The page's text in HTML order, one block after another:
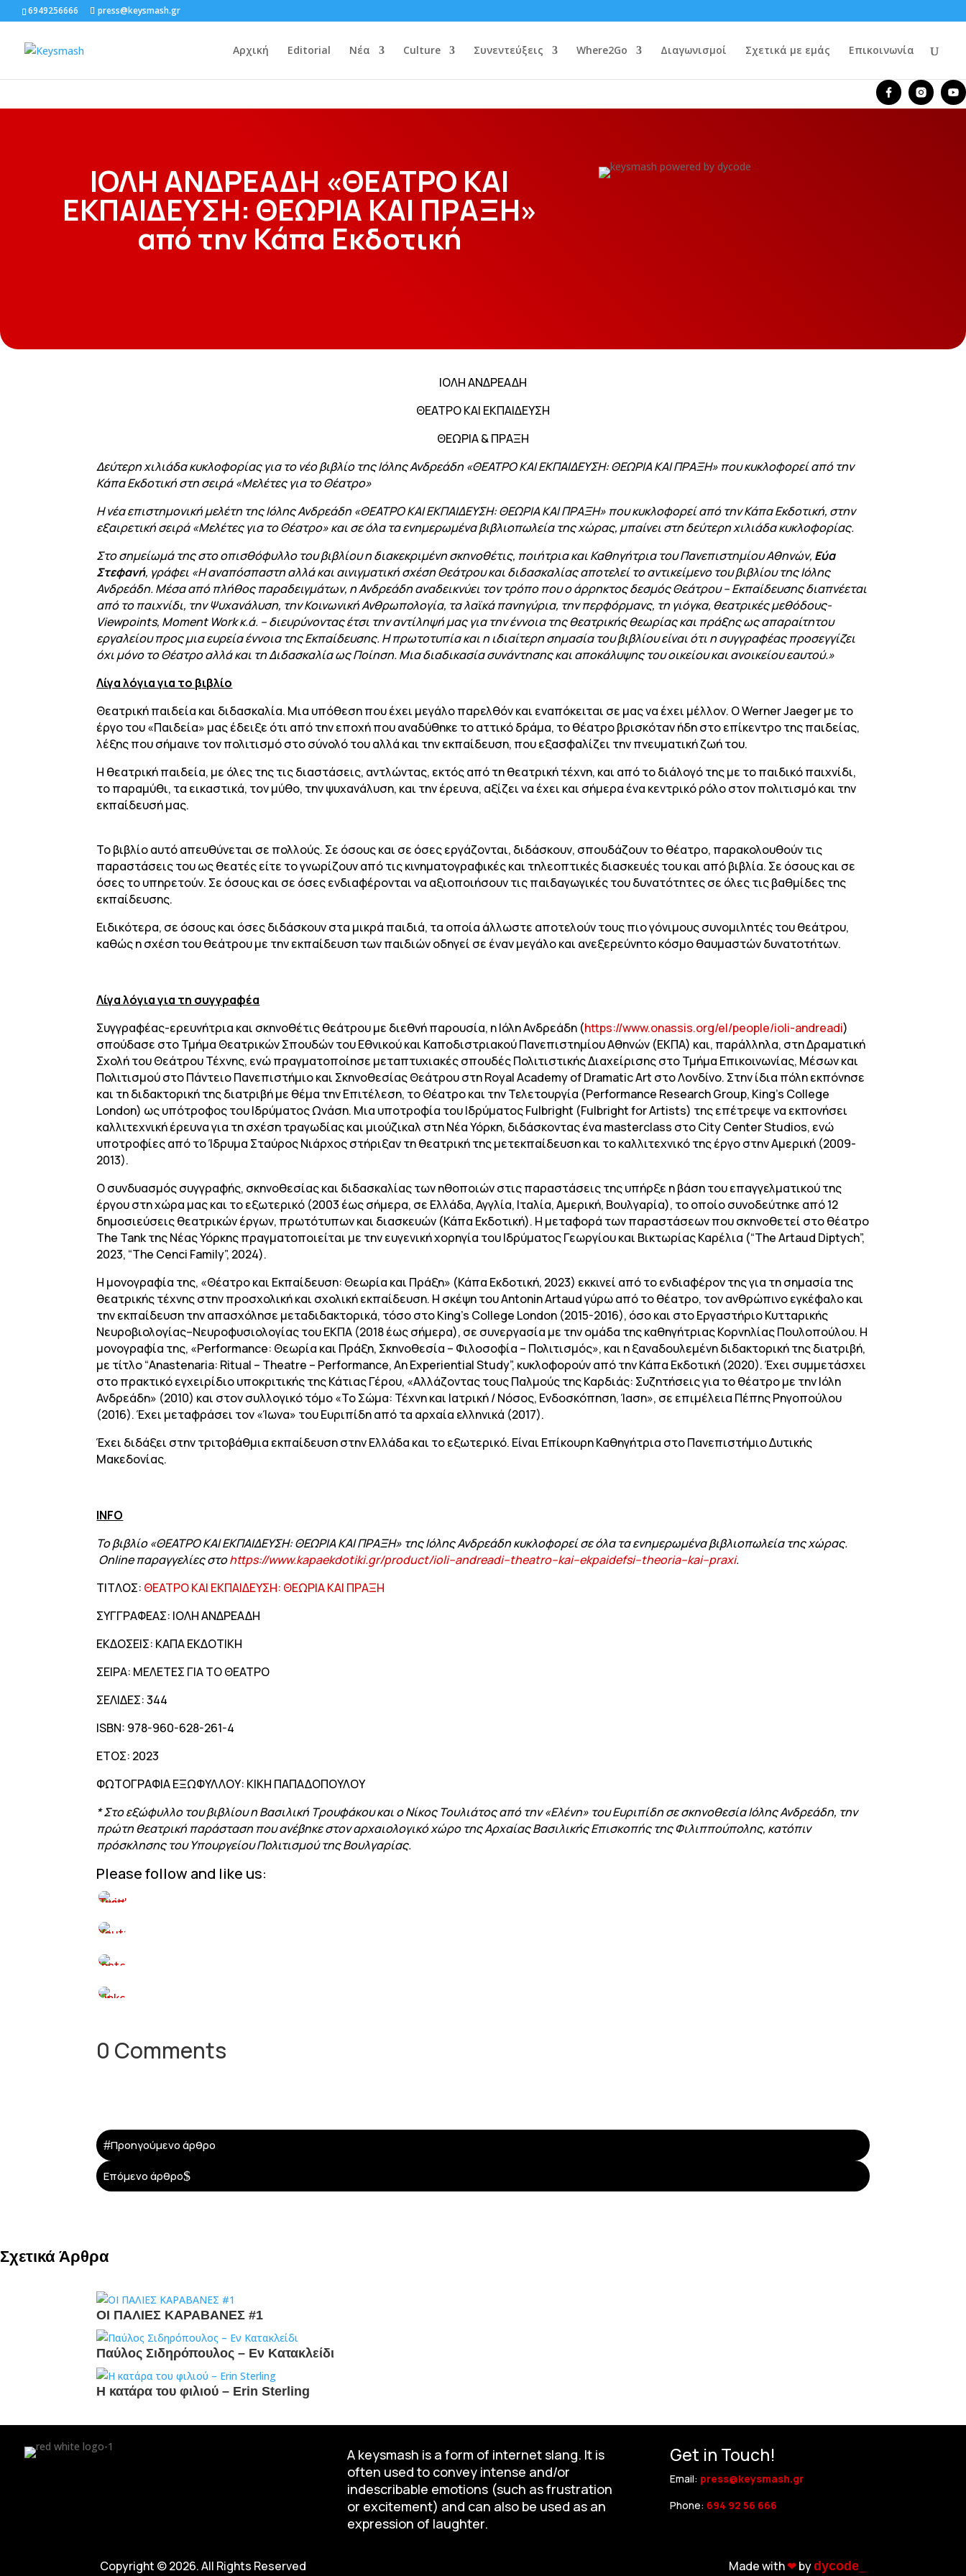
6949256666 press@keysmash.gr
Αρχική Editorial Νέα Culture Συνεντεύξεις Where2Go Διαγωνισμοί Σχετικά με εμάς Επικοινωνία
ΙΟΛΗ ΑΝΔΡΕΑΔΗ «ΘΕΑΤΡΟ ΚΑΙ
ΕΚΠΑΙΔΕΥΣΗ: ΘΕΩΡΙΑ ΚΑΙ ΠΡΑΞΗ»
από την Κάπα Εκδοτική
ΙΟΛΗ ΑΝΔΡΕΑΔΗ
ΘΕΑΤΡΟ ΚΑΙ ΕΚΠΑΙΔΕΥΣΗ
ΘΕΩΡΙΑ & ΠΡΑΞΗ
Δεύτερη χιλιάδα κυκλοφορίας για το νέο βιβλίο της Ιόλης Ανδρεάδη «ΘΕΑΤΡΟ ΚΑΙ ΕΚΠΑΙΔΕΥΣΗ: ΘΕΩΡΙΑ ΚΑΙ ΠΡΑΞΗ» που κυκλοφορεί από την
Κάπα Εκδοτική στη σειρά «Μελέτες για το Θέατρο»
Η νέα επιστημονική μελέτη της Ιόλης Ανδρεάδη «ΘΕΑΤΡΟ ΚΑΙ ΕΚΠΑΙΔΕΥΣΗ: ΘΕΩΡΙΑ ΚΑΙ ΠΡΑΞΗ» που κυκλοφορεί από την Κάπα Εκδοτική, στην
εξαιρετική σειρά «Μελέτες για το Θέατρο» και σε όλα τα ενημερωμένα βιβλιοπωλεία της χώρας, μπαίνει στη δεύτερη χιλιάδα κυκλοφορίας.
Στο σημείωμά της στο οπισθόφυλλο του βιβλίου η διακεκριμένη σκηνοθέτις, ποιήτρια και Καθηγήτρια του Πανεπιστημίου Αθηνών, Εύα
Στεφανή, γράφει «Η αναπόσπαστη αλλά και αινιγματική σχέση Θεάτρου και διδασκαλίας αποτελεί το αντικείμενο του βιβλίου της Ιόλης
Ανδρεάδη. Μέσα από πλήθος παραδειγμάτων, η Ανδρεάδη αναδεικνύει τον τρόπο που ο άρρηκτος δεσμός Θεάτρου – Εκπαίδευσης διαπνέεται
από το παιχνίδι, την Ψυχανάλυση, την Κοινωνική Ανθρωπολογία, τα λαϊκά πανηγύρια, την περφόρμανς, τη γιόγκα, θεατρικές μεθόδους-
Viewpoints, Moment Workκ.ά. – διευρύνοντας έτσι την αντίληψή μας για την έννοια της θεατρικής θεωρίας και πράξης ως απαραίτητου
εργαλείου προς μια ευρεία έννοια της Εκπαίδευσης. Η πρωτοτυπία και η ιδιαίτερη σημασία του βιβλίου είναι ότι η συγγραφέας προσεγγίζει
όχι μόνο το Θέατρο αλλά και τη Διδασκαλία ως Ποίηση. Μια διαδικασία συνάντησης και αποκάλυψης του οικείου και ανοικείου εαυτού.»
Λίγα λόγια για το βιβλίο
Θεατρική παιδεία και διδασκαλία. Μια υπόθεση που έχει μεγάλο παρελθόν και εναπόκειται σε μας να έχει μέλλον. Ο Werner Jaeger με το
έργο του «Παιδεία» μας έδειξε ότι από την εποχή που αναδύθηκε το αττικό δράμα, το θέατρο βρισκόταν ήδη στο επίκεντρο της παιδείας,
λέξης που σήμαινε τον πολιτισμό στο σύνολό του αλλά και την εκπαίδευση, που εξασφαλίζει την πνευματική ζωή του.
Η θεατρική παιδεία, με όλες της τις διαστάσεις, αντλώντας, εκτός από τη θεατρική τέχνη, και από το διάλογό της με το παιδικό παιχνίδι,
το παραμύθι, τα εικαστικά, τον μύθο, την ψυχανάλυση, και την έρευνα, αξίζει να έχει και σήμερα ένα κεντρικό ρόλο στον πολιτισμό και την
εκπαίδευσή μας.
Το βιβλίο αυτό απευθύνεται σε πολλούς. Σε όσους και σε όσες εργάζονται, διδάσκουν, σπουδάζουν το θέατρο, παρακολουθούν τις
παραστάσεις του ως θεατές είτε το γνωρίζουν από τις κινηματογραφικές και τηλεοπτικές διασκευές του και από βιβλία. Σε όσους και σε
όσες το υπηρετούν. Σε όσους και σε όσες ενδιαφέρονται να αξιοποιήσουν τις παιδαγωγικές του δυνατότητες σε όλες τις βαθμίδες της
εκπαίδευσης.
Ειδικότερα, σε όσους και όσες διδάσκουν στα μικρά παιδιά, τα οποία άλλωστε αποτελούν τους πιο γόνιμους συνομιλητές του θεάτρου,
καθώς η σχέση του θεάτρου με την εκπαίδευση των παιδιών οδηγεί σε έναν μεγάλο και ανεξερεύνητο κόσμο θαυμαστών δυνατοτήτων.
Λίγα λόγια για τη συγγραφέα
Συγγραφέας-ερευνήτρια και σκηνοθέτις θεάτρου με διεθνή παρουσία, η Ιόλη Ανδρεάδη (https://www.onassis.org/el/people/ioli-andreadi)
σπούδασε στο Τμήμα Θεατρικών Σπουδών του Εθνικού και Καποδιστριακού Πανεπιστημίου Αθηνών (ΕΚΠΑ) και, παράλληλα, στη Δραματική
Σχολή του Θεάτρου Τέχνης, ενώ πραγματοποίησε μεταπτυχιακές σπουδές Πολιτιστικής Διαχείρισης στο Τμήμα Επικοινωνίας, Μέσων και
Πολιτισμού στο Πάντειο Πανεπιστήμιο και Σκηνοθεσίας Θεάτρου στη Royal Academy of Dramatic Art στο Λονδίνο. Στην ίδια πόλη εκπόνησε
και τη διδακτορική της διατριβή με θέμα την Επιτέλεση, το Θέατρο και την Τελετουργία (Performance Research Group, King’s College
London) ως υπότροφος του Ιδρύματος Ωνάση. Μια υποτροφία του Ιδρύματος Fulbright (Fulbright for Artists) της επέτρεψε να εκπονήσει
καλλιτεχνική έρευνα για τη σχέση τραγωδίας και μιούζικαλ στη Νέα Υόρκη, διδάσκοντας ένα masterclass στο City Center Studios, ενώ
υποτροφίες από το Ίδρυμα Σταύρος Νιάρχος στήριξαν τη θεατρική της μετεκπαίδευση και το καλλιτεχνικό της έργο στην Αμερική (2009-
2013).
Ο συνδυασμός συγγραφής, σκηνοθεσίας και διδασκαλίας των ηθοποιών στις παραστάσεις της υπήρξε η βάση του επαγγελματικού της
έργου στη χώρα μας και το εξωτερικό (2003 έως σήμερα, σε Ελλάδα, Αγγλία, Ιταλία, Αμερική, Βουλγαρία), το οποίο συνοδεύτηκε από 12
δημοσιεύσεις θεατρικών έργων, πρωτότυπων και διασκευών (Κάπα Εκδοτική). Η μεταφορά των παραστάσεων που σκηνοθετεί στο θέατρο
The Tank της Νέας Υόρκης πραγματοποιείται με την ευγενική χορηγία του Ιδρύματος Γεωργίου και Βικτωρίας Καρέλια (“The Artaud Diptych”,
2023, “The Cenci Family”, 2024).
Η μονογραφία της, «Θέατρο και Εκπαίδευση: Θεωρία και Πράξη» (Κάπα Εκδοτική, 2023) εκκινεί από το ενδιαφέρον της για τη σημασία της
θεατρικής τέχνης στην προσχολική και σχολική εκπαίδευση. Η σκέψη του Antonin Artaud γύρω από το θέατρο, τον ανθρώπινο εγκέφαλο και
την εκπαίδευση την απασχόλησε μεταδιδακτορικά, τόσο στο King’s College London (2015-2016), όσο και στο Εργαστήριο Κυτταρικής
Νευροβιολογίας–Νευροφυσιολογίας του ΕΚΠΑ (2018 έως σήμερα), σε συνεργασία με την ομάδα της καθηγήτριας Κορνηλίας Πουλοπούλου. Η
μονογραφία της, «Performance: Θεωρία και Πράξη, Σκηνοθεσία – Φιλοσοφία – Πολιτισμός», και η ξαναδουλεμένη διδακτορική της διατριβή,
με τίτλο “Anastenaria: Ritual – Theatre – Performance, An Experiential Study”, κυκλοφορούν από την Κάπα Εκδοτική (2020). Έχει συμμετάσχει
στο πρακτικό εγχειρίδιο υποκριτικής της Κάτιας Γέρου, «Αλλάζοντας τους Παλμούς της Καρδιάς: Συζητήσεις για το θέατρο με την Ιόλη
Ανδρεάδη» (2010) και στον συλλογικό τόμο «Το Σώμα: Τέχνη και Ιατρική / Νόσος, Ενδοσκόπηση, Ίαση», σε επιμέλεια Πέπης Ρηγοπούλου
(2016). Έχει μεταφράσει τον «Ίωνα» του Ευριπίδη από τα αρχαία ελληνικά (2017).
Έχει διδάξει στην τριτοβάθμια εκπαίδευση στην Ελλάδα και το εξωτερικό. Είναι Επίκουρη Καθηγήτρια στο Πανεπιστήμιο Δυτικής
Μακεδονίας.
INFO
Το βιβλίο «ΘΕΑΤΡΟ ΚΑΙ ΕΚΠΑΙΔΕΥΣΗ: ΘΕΩΡΙΑ ΚΑΙ ΠΡΑΞΗ» της Ιόλης Ανδρεάδη κυκλοφορεί σε όλα τα ενημερωμένα βιβλιοπωλεία της χώρας.
Onlineπαραγγελίες στοhttps://www.kapaekdotiki.gr/product/ioli–andreadi–theatro–kai–ekpaidefsi–theoria–kai–praxi.
ΤΙΤΛΟΣ: ΘΕΑΤΡΟ ΚΑΙ ΕΚΠΑΙΔΕΥΣΗ: ΘΕΩΡΙΑ ΚΑΙ ΠΡΑΞΗ
ΣΥΓΓΡΑΦΕΑΣ: ΙΟΛΗ ΑΝΔΡΕΑΔΗ
ΕΚΔΟΣΕΙΣ: ΚΑΠΑ ΕΚΔΟΤΙΚΗ
ΣΕΙΡΑ: ΜΕΛΕΤΕΣ ΓΙΑ ΤΟ ΘΕΑΤΡΟ
ΣΕΛΙΔΕΣ: 344
ISBN: 978-960-628-261-4
ΕΤΟΣ: 2023
ΦΩΤΟΓΡΑΦΙΑ ΕΞΩΦΥΛΛΟΥ: ΚΙΚΗ ΠΑΠΑΔΟΠΟΥΛΟΥ
* Στο εξώφυλλο του βιβλίου η Βασιλική Τρουφάκου και ο Νίκος Τουλιάτος από την «Ελένη» του Ευριπίδη σε σκηνοθεσία Ιόλης Ανδρεάδη, την
πρώτη θεατρική παράσταση που ανέβηκε στον αρχαιολογικό χώρο της Αρχαίας Βασιλικής Επισκοπής της Φιλιππούπολης, κατόπιν
πρόσκλησης του Υπουργείου Πολιτισμού της Βουλγαρίας.
Please follow and like us:
0 Comments
#Προηγούμενο άρθρο
Επόμενο άρθρο$
Σχετικά Άρθρα
ΟΙ ΠΑΛΙΕΣ ΚΑΡΑΒΑΝΕΣ #1
Παύλος Σιδηρόπουλος – Εν Κατακλείδι
Η κατάρα του φιλιού – Erin Sterling
A keysmash is a form of internet slang. It is
often used to convey intense and/or
indescribable emotions (such as frustration
or excitement) and can also be used as an
expression of laughter.
Get in Touch!
Email: press@keysmash.gr
Phone: 694 92 56 666
Copyright © 2026. All Rights Reserved Made with❤︎bydycode_